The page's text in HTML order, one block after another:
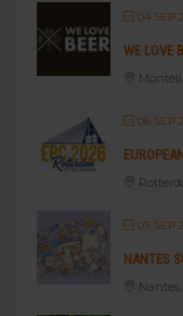
04 SEP
WE LOVE
06 SEP
07 SEP
NANTES